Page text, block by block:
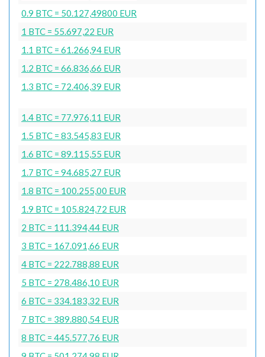
0.9 BTC = 50.127,49800 EUR
1 BTC = 55.697,22 EUR
1.1 BTC = 61.266,94 EUR
1.2 BTC = 66.836,66 EUR
1.3 BTC = 72.406,39 EUR
1.4 BTC = 77.976,11 EUR
1.5 BTC = 83.545,83 EUR
1.6 BTC = 89.115,55 EUR
1.7 BTC = 94.685,27 EUR
1.8 BTC = 100.255,00 EUR
1.9 BTC = 105.824,72 EUR
2 BTC = 111.394,44 EUR
3 BTC = 167.091,66 EUR
4 BTC = 222.788,88 EUR
5 BTC = 278.486,10 EUR
6 BTC = 334.183,32 EUR
7 BTC = 389.880,54 EUR
8 BTC = 445.577,76 EUR